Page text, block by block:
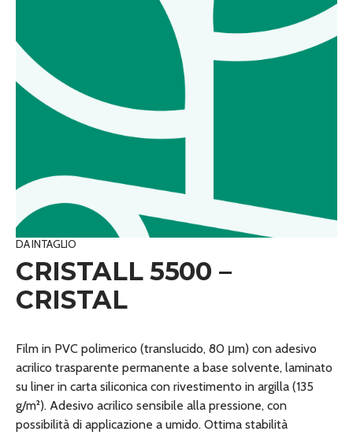
DA INTAGLIO
CRISTALL 5500 –
CRISTAL
Film in PVC polimerico (translucido, 80 μm) con adesivo
acrilico trasparente permanente a base solvente, laminato
su liner in carta siliconica con rivestimento in argilla (135
g/m²). Adesivo acrilico sensibile alla pressione, con
possibilità di applicazione a umido. Ottima stabilità